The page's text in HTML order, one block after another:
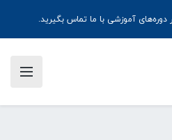
آموزشی با ما تماس بگیرید.